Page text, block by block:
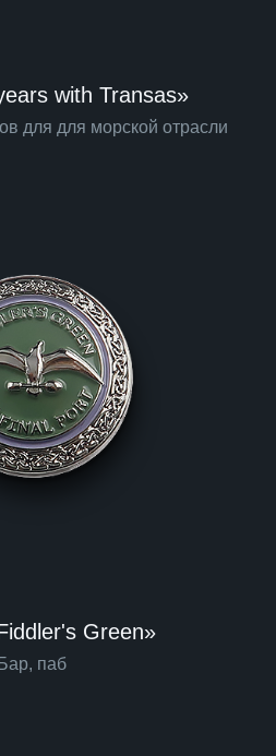
with Transas»
для для морской отрасли
Green»
Бар, паб